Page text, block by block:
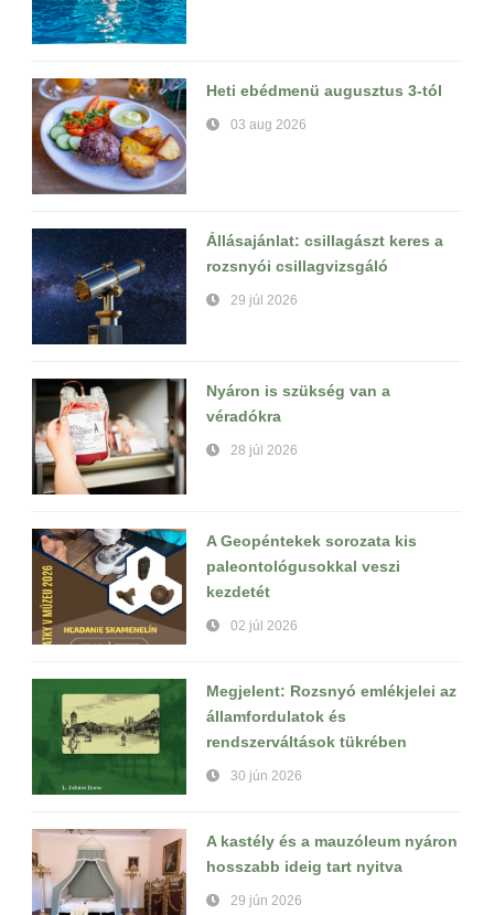
Heti ebédmenü augusztus 3-tól
03 aug 2026
Állásajánlat: csillagászt keres a
rozsnyói csillagvizsgáló
29 júl 2026
Nyáron is szükség van a
véradókra
28 júl 2026
A Geopéntekek sorozata kis
paleontológusokkal veszi
kezdetét
02 júl 2026
Megjelent: Rozsnyó emlékjelei az
államfordulatok és
rendszerváltások tükrében
30 jún 2026
A kastély és a mauzóleum nyáron
hosszabb ideig tart nyitva
29 jún 2026